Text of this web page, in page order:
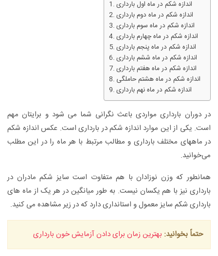
اندازه شکم در ماه اول بارداری
اندازه شکم در ماه دوم بارداری
اندازه شکم در ماه سوم بارداری
اندازه شکم در ماه چهارم بارداری
اندازه شکم در ماه پنجم بارداری
اندازه شکم در ماه ششم بارداری
اندازه شکم در ماه هفتم بارداری
اندازه شکم در ماه هشتم حاملگی
اندازه شکم در ماه نهم بارداری
در دوران بارداری مواردی باعث نگرانی شما می شود و برایتان مهم
است. یکی از این موارد اندازه شکم در بارداری است. عکس اندازه شکم
در ماههای مختلف بارداری و مطالب مرتبط با هر ماه را در این مطلب
می‌خوانید.
همانطور که وزن نوزادان با هم متفاوت است سایز شکم مادران در
بارداری نیز با هم یکسان نیست. به طور میانگین در هر یک از ماه های
بارداری شکم سایز معمول و استانداری دارد که در زیر مشاهده می کنید.
حتماً بخوانید: بهترین زمان برای دادن آزمایش خون بارداری